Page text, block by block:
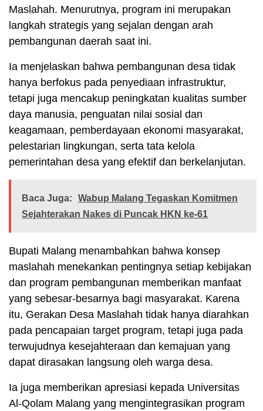
Maslahah. Menurutnya, program ini merupakan
langkah strategis yang sejalan dengan arah
pembangunan daerah saat ini.
Ia menjelaskan bahwa pembangunan desa tidak
hanya berfokus pada penyediaan infrastruktur,
tetapi juga mencakup peningkatan kualitas sumber
daya manusia, penguatan nilai sosial dan
keagamaan, pemberdayaan ekonomi masyarakat,
pelestarian lingkungan, serta tata kelola
pemerintahan desa yang efektif dan berkelanjutan.
Baca Juga:
Wabup Malang Tegaskan Komitmen
Sejahterakan Nakes di Puncak HKN ke-61
Bupati Malang menambahkan bahwa konsep
maslahah menekankan pentingnya setiap kebijakan
dan program pembangunan memberikan manfaat
yang sebesar-besarnya bagi masyarakat. Karena
itu, Gerakan Desa Maslahah tidak hanya diarahkan
pada pencapaian target program, tetapi juga pada
terwujudnya kesejahteraan dan kemajuan yang
dapat dirasakan langsung oleh warga desa.
Ia juga memberikan apresiasi kepada Universitas
Al-Qolam Malang yang mengintegrasikan program